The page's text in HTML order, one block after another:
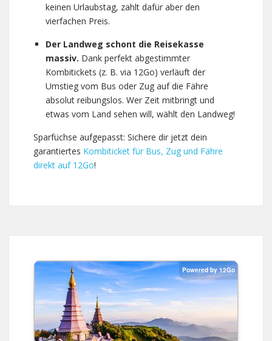
keinen Urlaubstag, zahlt dafür aber den
vierfachen Preis.
Der Landweg schont die Reisekasse
massiv. Dank perfekt abgestimmter
Kombitickets (z. B. via 12Go) verläuft der
Umstieg vom Bus oder Zug auf die Fähre
absolut reibungslos. Wer Zeit mitbringt und
etwas vom Land sehen will, wählt den Landweg!
Sparfüchse aufgepasst: Sichere dir jetzt dein
garantiertes Kombiticket für Bus, Zug und Fähre
direkt auf 12Go!